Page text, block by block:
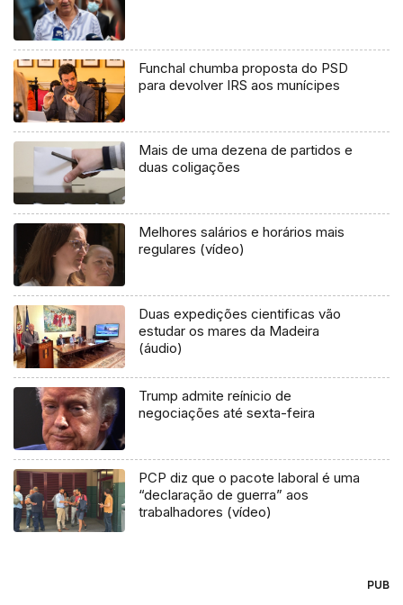
Funchal chumba proposta do PSD
para devolver IRS aos munícipes
Mais de uma dezena de partidos e
duas coligações
Melhores salários e horários mais
regulares (vídeo)
Duas expedições cientificas vão
estudar os mares da Madeira
(áudio)
Trump admite reínicio de
negociações até sexta-feira
PCP diz que o pacote laboral é uma
“declaração de guerra” aos
trabalhadores (vídeo)
PUB